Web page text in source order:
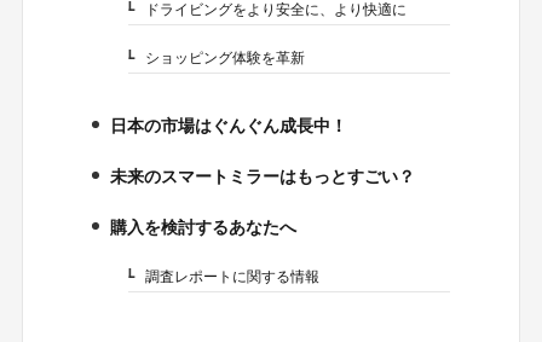
2-2.ドライビングをより安全に、より快適に
2-3.ショッピング体験を革新
日本の市場はぐんぐん成長中！
4.
未来のスマートミラーはもっとすごい？
5.
購入を検討するあなたへ
5-1.調査レポートに関する情報